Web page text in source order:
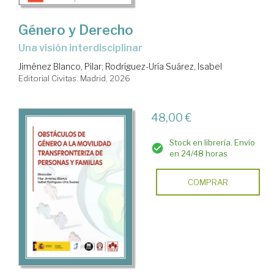
Género y Derecho
una visión interdisciplinar
Jiménez Blanco, Pilar; Rodríguez-Uría Suárez, Isabel
Editorial Civitas. Madrid, 2026
48,00 €
Stock en librería. Envío
en 24/48 horas
COMPRAR